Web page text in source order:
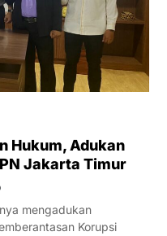
Hukum, Adukan
Jakarta Timur
mengadukan
Korupsi